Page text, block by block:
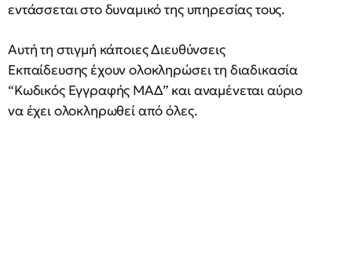
εντάσσεται στο δυναμικό της υπηρεσίας τους.
Αυτή τη στιγμή κάποιες Διευθύνσεις
Εκπαίδευσης έχουν ολοκληρώσει τη διαδικασία
“Κωδικός Εγγραφής ΜΑΔ” και αναμένεται αύριο
να έχει ολοκληρωθεί από όλες.